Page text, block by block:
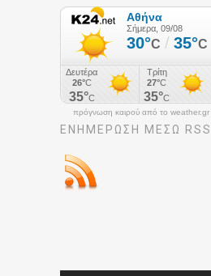
πρόγνωση καιρού από το weather.gr
ΕΝΗΜΈΡΩΣΉ ΜΕΣΩ RSS